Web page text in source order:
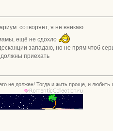
сотворяет, я не вникаю
ещё не сдохло
западаю, но не прям чтоб
должны приехать
не должен! Тогда и жить проще, и любить